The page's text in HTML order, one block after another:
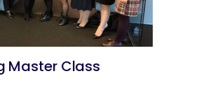
Master Class